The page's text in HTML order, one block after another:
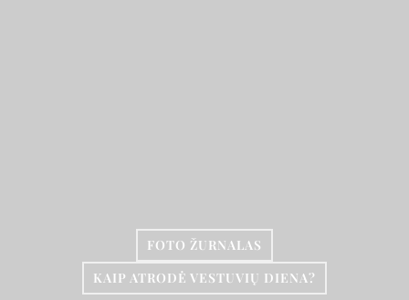
FOTO ŽURNALAS
KAIP ATRODĖ VESTUVIŲ DIENA?